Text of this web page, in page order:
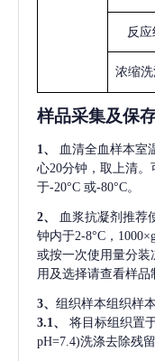
反
浓缩
样品采集及保
1、 血清全血样本室
心20分钟，取上清
于-20°C 或-80°C。
2、 血浆抗凝剂推荐
钟内于2-8°C，
或按一次使用量分装
用及选择请查看样品
3、 组织样本组织样
3.1、
将目标组织置
pH=7.4)洗涤去除残